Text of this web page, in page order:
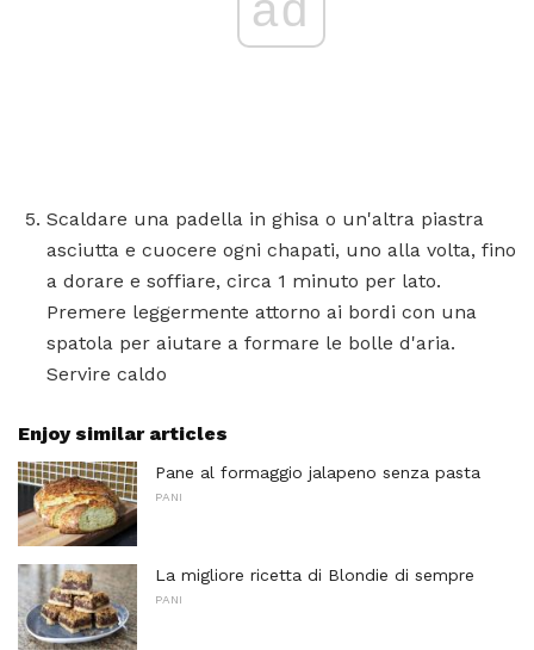
Scaldare una padella in ghisa o un'altra piastra
asciutta e cuocere ogni chapati, uno alla volta, fino
a dorare e soffiare, circa 1 minuto per lato.
Premere leggermente attorno ai bordi con una
spatola per aiutare a formare le bolle d'aria.
Servire caldo
Enjoy similar articles
Pane al formaggio jalapeno senza pasta
PANI
La migliore ricetta di Blondie di sempre
PANI